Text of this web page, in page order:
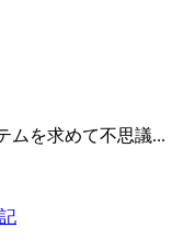
ムを求めて不思議...